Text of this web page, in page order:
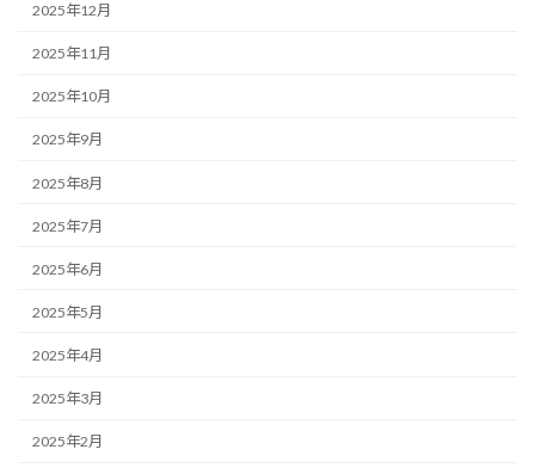
2025年12月
2025年11月
2025年10月
2025年9月
2025年8月
2025年7月
2025年6月
2025年5月
2025年4月
2025年3月
2025年2月